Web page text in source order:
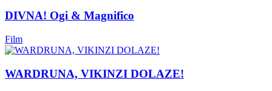
DIVNA! Ogi & Magnifico
Film
WARDRUNA, VIKINZI DOLAZE!